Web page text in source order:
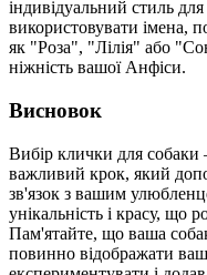
індивідуальний стиль
використовувати імена,
як "Роза", "Лілія" або
ніжність вашої Анфіси.
Висновок
Вибір клички для собаки
важливий крок, який
зв'язок з вашим
унікальність і красу, що
Пам'ятайте, що ваша
повинно відображати